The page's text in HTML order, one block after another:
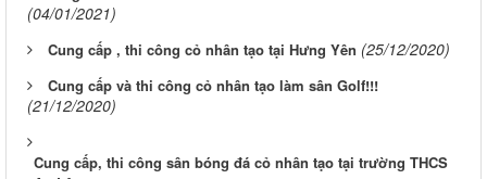
(04/01/2021)
Cung cấp , thi công cỏ nhân tạo tại Hưng Yên (25/12/2020)
Cung cấp và thi công cỏ nhân tạo làm sân Golf!!!
(21/12/2020)
Cung cấp, thi công sân bóng đá cỏ nhân tạo tại trường THCS